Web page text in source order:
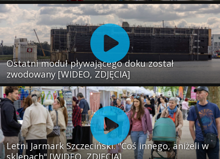
Ostatni moduł pływającego doku został
zwodowany [WIDEO, ZDJĘCIA]
Letni Jarmark Szczeciński. "Coś innego, aniżeli w